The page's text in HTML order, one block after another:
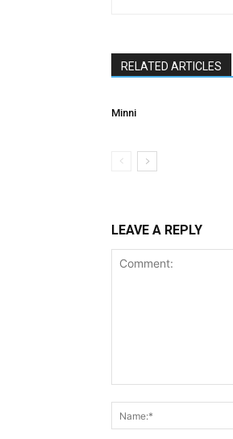
RELATED ARTICLES
Minni
LEAVE A REPLY